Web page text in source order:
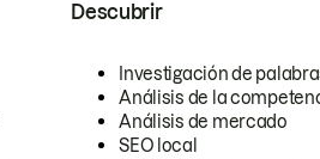
Descubrir
Investigación de
Análisis de la
Análisis de mercado
SEO local